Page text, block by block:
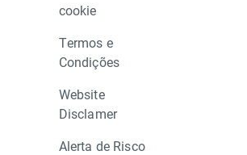
cookie
Termos e
Condições
Website
Disclamer
Alerta de Risco